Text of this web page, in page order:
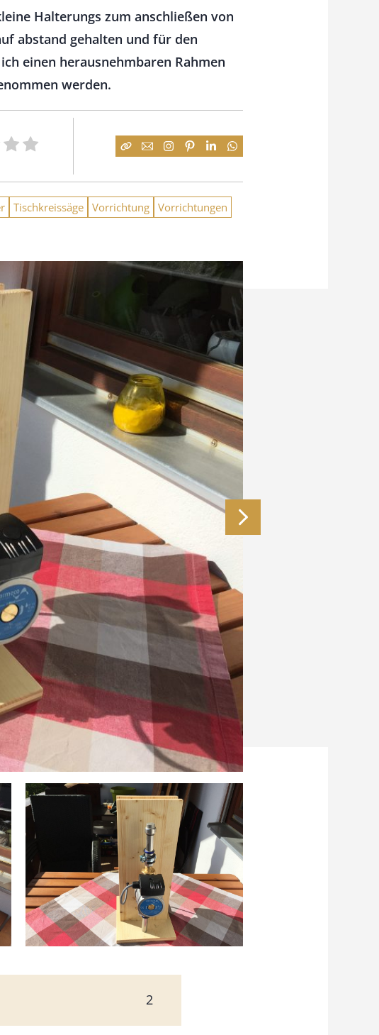
Halterungs zum anschließen von
abstand gehalten und für den
einen herausnehmbaren Rahmen
werden.
Tischkreissäge Vorrichtung Vorrichtungen
2